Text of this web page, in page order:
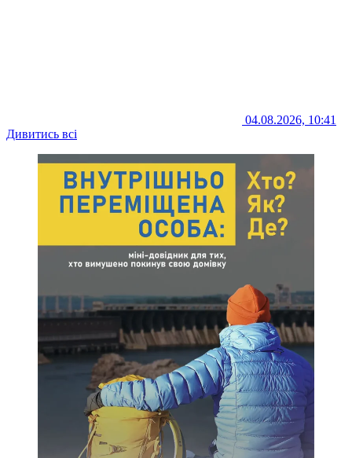
04.08.2026, 10:41
Дивитись всі